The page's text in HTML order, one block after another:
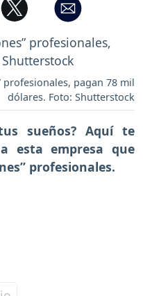
profesionales, pagan 78 mil
dólares. Foto: Shutterstock
sueños? Aquí te
esta empresa que
profesionales.